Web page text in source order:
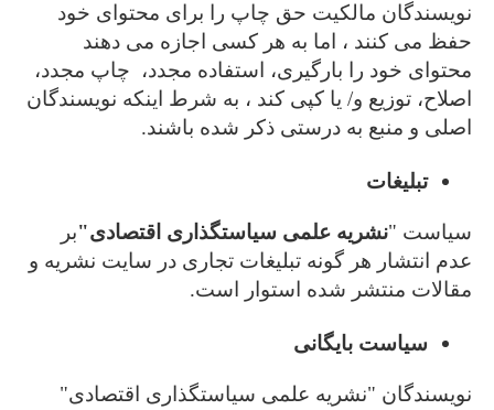
نویسندگان مالکیت حق چاپ را برای محتوای خود
حفظ می کنند ، اما به هر کسی اجازه می دهند
محتوای خود را بارگیری، استفاده مجدد، چاپ مجدد،
اصلاح، توزیع و/ یا کپی کند ، به شرط اینکه نویسندگان
اصلی و منبع به درستی ذکر شده باشند.
تبلیغات
سیاست "نشریه علمی سیاستگذاری اقتصادی"بر
عدم انتشار هر گونه تبلیغات تجاری در سایت نشریه و
مقالات منتشر شده استوار است.
سیاست بایگانی
نویسندگان "نشریه علمی سیاستگذاری اقتصادی"